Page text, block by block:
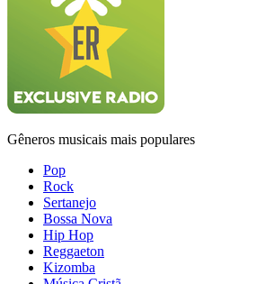
Gêneros musicais mais populares
Pop
Rock
Sertanejo
Bossa Nova
Hip Hop
Reggaeton
Kizomba